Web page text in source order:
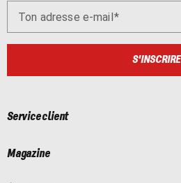
Ton adresse e-mail
S'INSCRIRE
Service client
Magazine